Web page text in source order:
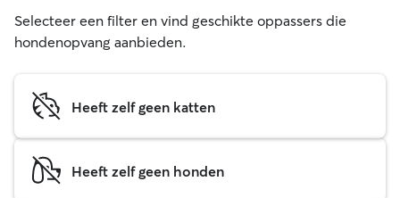
Selecteer een filter en vind geschikte oppassers die
hondenopvang aanbieden.
Heeft zelf geen katten
Heeft zelf geen honden